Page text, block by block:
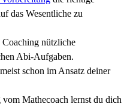
das Wesentliche zu
nützliche
Abi-Aufgaben.
schon im Ansatz deiner
Mathecoach lernst du dich